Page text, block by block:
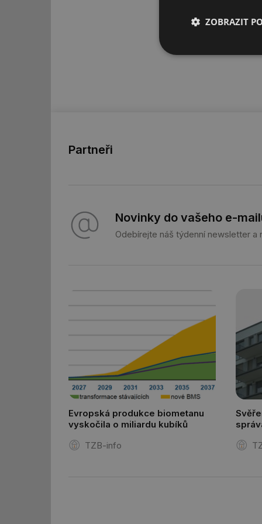
Partneři
Novinky do vašeho e-
Odebírejte náš týdenní newsletter a
Evropská produkce biometanu
vyskočila o miliardu kubíků
TZB-info
ZOBRAZIT
Nezbytně
g_state
mv